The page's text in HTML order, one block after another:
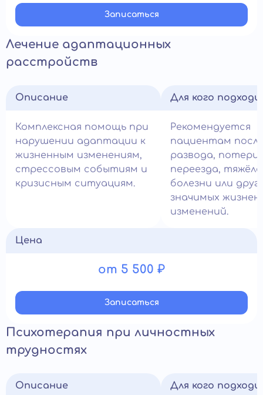
Записатьcя
Лечение адаптационных
расстройств
Описание
Комплексная помощь при
нарушении адаптации к
жизненным изменениям,
стрессовым событиям и
кризисным ситуациям.
Для кого
Рекомендуется
пациентам
развода,
переезда,
болезни или
значимых
изменений.
Цена
от 5 500 ₽
Записатьcя
Психотерапия при личностных
трудностях
Описание Для кого